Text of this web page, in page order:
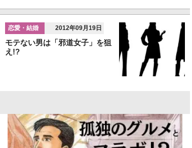
恋愛・結婚 2012年09月19日
モテない男は「邪道女子」を狙
え!?